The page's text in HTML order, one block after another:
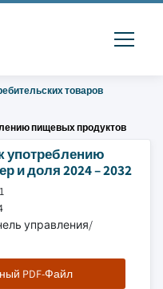
товаров
пищевых продуктов
употреблению
и доля 2024 – 2032
управления/
PDF-Файл